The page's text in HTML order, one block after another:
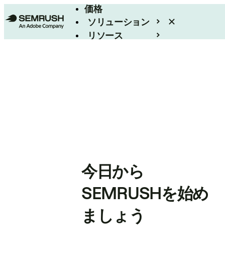
価格
ソリューション
リソース
今日から
SEMRUSHを始め
ましょう